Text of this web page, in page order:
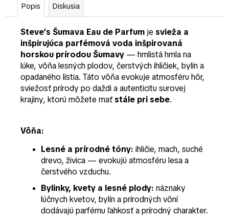
Popis Diskusia
Steve’s Šumava Eau de Parfum jesvieža a
inšpirujúca parfémová voda inšpirovaná
horskou prírodou Šumavy — hmlistá hmla na
lúke, vôňa lesných plodov, čerstvých ihličiek, bylín a
opadaného lístia. Táto vôňa evokuje atmosféru hôr,
sviežosť prírody po daždi a autenticitu surovej
krajiny, ktorú môžete maťstále pri sebe.
Vôňa:
Lesné a prírodné tóny: ihličie, mach, suché
drevo, živica — evokujú atmosféru lesa a
čerstvého vzduchu.
Bylinky, kvety a lesné plody: náznaky
lúčnych kvetov, bylín a prírodných vôní
dodávajú parfému ľahkosť a prírodný charakter.